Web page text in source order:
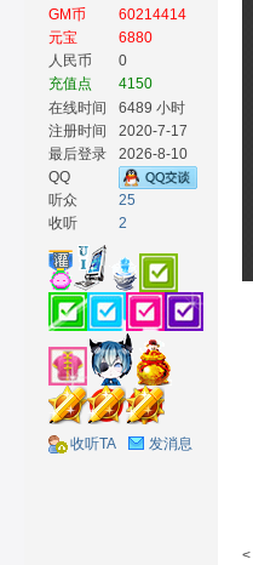
GM币
60214414
元宝
6880
人民币
0
充值点
4150
在线时间
6489 小时
注册时间
2020-7-17
最后登录
2026-8-10
QQ
听众
25
收听
2
收听TA 发消息
<